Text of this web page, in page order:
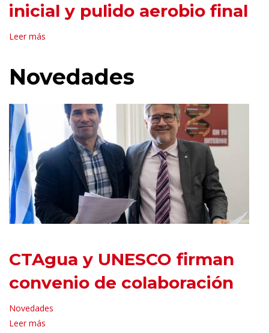
inicial y pulido aerobio final
Leer más
Novedades
CTAgua y UNESCO firman
convenio de colaboración
Novedades
Leer más